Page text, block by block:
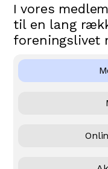
I vores
til en lang
foreningslivet